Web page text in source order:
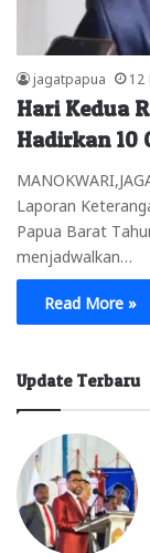
jagatpapua 12
Hari Kedua
Hadirkan 10
Laporan
Papua Barat
menjadwalkan…
Read More »
Update Terbaru